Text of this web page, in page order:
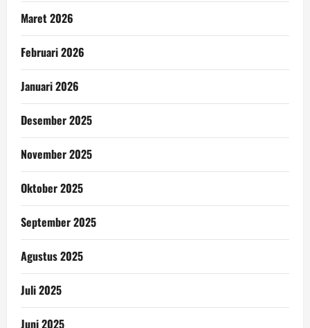
Maret 2026
Februari 2026
Januari 2026
Desember 2025
November 2025
Oktober 2025
September 2025
Agustus 2025
Juli 2025
Juni 2025